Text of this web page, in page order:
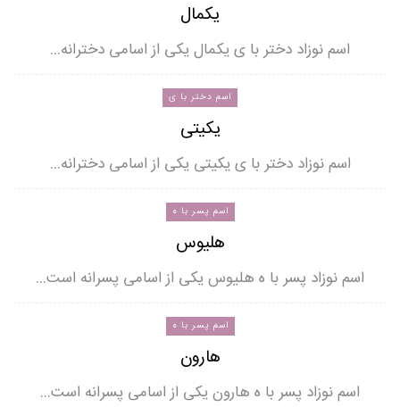
یکمال
اسم نوزاد دختر با ی یکمال یکی از اسامی دخترانه…
اسم دختر با ی
یکیتی
اسم نوزاد دختر با ی یکیتی یکی از اسامی دخترانه…
اسم پسر با ه
هلیوس
اسم نوزاد پسر با ه هلیوس یکی از اسامی پسرانه است…
اسم پسر با ه
هارون
اسم نوزاد پسر با ه هارون یکی از اسامی پسرانه است…